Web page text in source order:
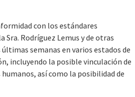
con los estándares
Rodríguez Lemus y de otras
semanas en varios estados de
incluyendo la posible vinculación de
así como la posibilidad de